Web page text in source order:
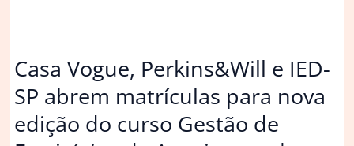
Casa Vogue, Perkins&Will e IED-
SP abrem matrículas para nova
edição do curso Gestão de